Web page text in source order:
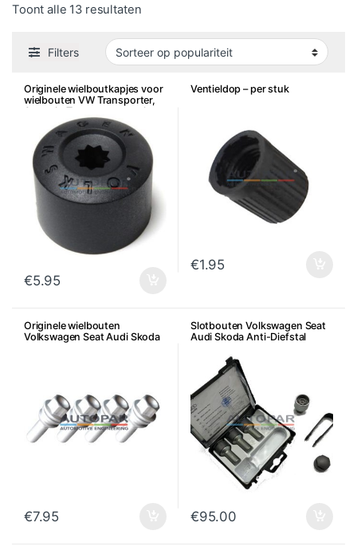
Toont alle 13 resultatenGesorteerd op populariteit
Filters
Originele wielboutkapjes voor
wielbouten VW Transporter,
Amarok, Touareg, per stuk
€5.95
Ventieldop – per stuk
€1.95
Originele wielbouten
Volkswagen Seat Audi Skoda
€7.95
Slotbouten Volkswagen Seat
Audi Skoda Anti-Diefstal
€95.00